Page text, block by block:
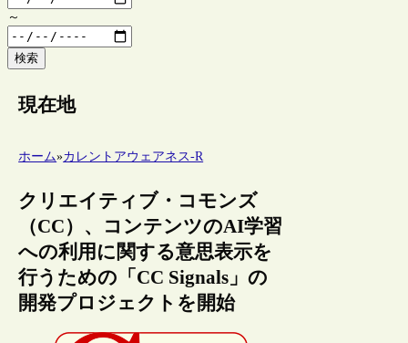
～
検索
現在地
ホーム»カレントアウェアネス-R
クリエイティブ・コモンズ
（CC）、コンテンツのAI学習
への利用に関する意思表示を
行うための「CC Signals」の
開発プロジェクトを開始